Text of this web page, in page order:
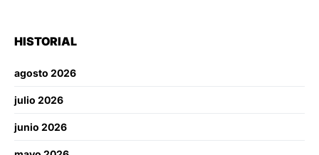
HISTORIAL
agosto 2026
julio 2026
junio 2026